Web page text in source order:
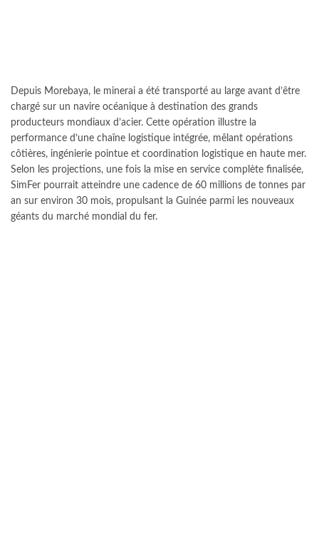
Depuis Morebaya, le minerai a été transporté au large avant d’être
chargé sur un navire océanique à destination des grands
producteurs mondiaux d’acier. Cette opération illustre la
performance d’une chaîne logistique intégrée, mêlant opérations
côtières, ingénierie pointue et coordination logistique en haute mer.
Selon les projections, une fois la mise en service complète finalisée,
SimFer pourrait atteindre une cadence de 60 millions de tonnes par
an sur environ 30 mois, propulsant la Guinée parmi les nouveaux
géants du marché mondial du fer.